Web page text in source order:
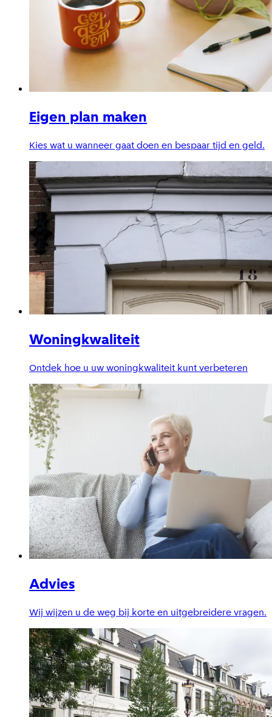
Eigen plan maken
Kies wat u wanneer gaat doen en bespaar tijd en geld.
Woningkwaliteit
Ontdek hoe u uw woningkwaliteit kunt verbeteren
Advies
Wij wijzen u de weg bij korte en uitgebreidere vragen.